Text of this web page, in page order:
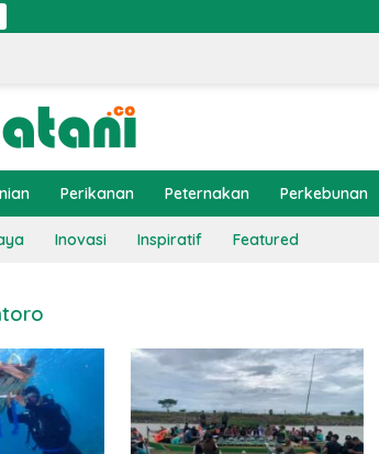
Perikanan Peternakan Perkebunan
Inovasi Inspiratif Featured